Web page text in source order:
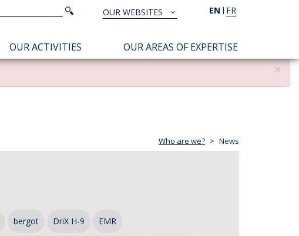
EN FR
TOUS
NOS
SITES
OUR WEBSITES
Search
Search
OUR ACTIVITIES OUR AREAS OF EXPERTISE
×
Who are we? News
bergot DriX H-9 EMR